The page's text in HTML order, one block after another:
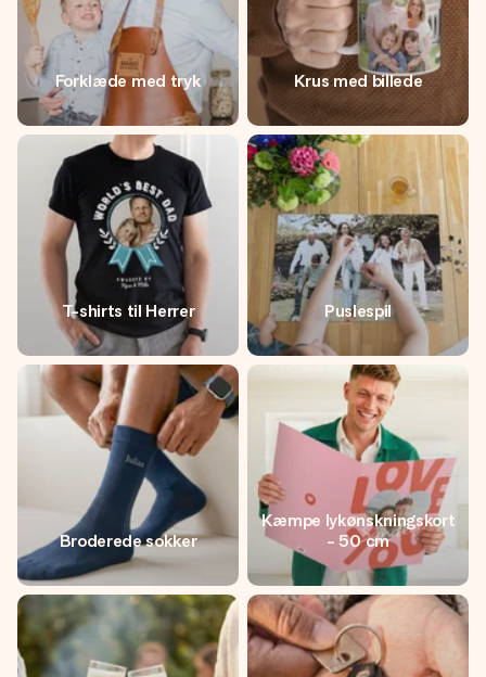
Forklæde med tryk Krus med billede
T-shirts til Herrer Puslespil
Broderede sokker
Kæmpe lykønskningskort
- 50 cm